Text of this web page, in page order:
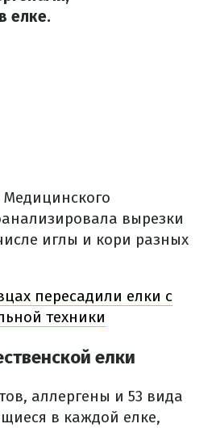
елке.
Медицинского
вырезки
иглы и кори разных
пересадили елки с
техники
елки
аллергены и 53 вида
в каждой елке,